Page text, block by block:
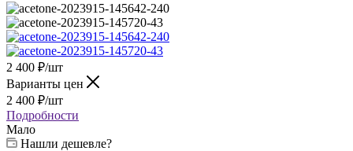
2 400 ₽/шт
Варианты цен
2 400 ₽/шт
Подробности
Мало
Нашли дешевле?